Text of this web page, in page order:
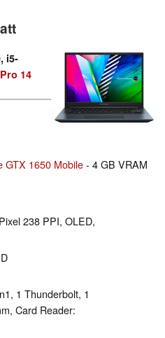
i5-
14
GTX 1650 Mobile- 4 GB VRAM
238 PPI, OLED,
1 Thunderbolt, 1
Card Reader: